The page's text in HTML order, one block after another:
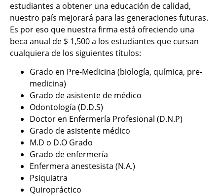
estudiantes a obtener una educación de calidad,
nuestro país mejorará para las generaciones futuras.
Es por eso que nuestra firma está ofreciendo una
beca anual de $ 1,500 a los estudiantes que cursan
cualquiera de los siguientes títulos:
Grado en Pre-Medicina (biología, química, pre-
medicina)
Grado de asistente de médico
Odontología (D.D.S)
Doctor en Enfermería Profesional (D.N.P)
Grado de asistente médico
M.D o D.O Grado
Grado de enfermería
Enfermera anestesista (N.A.)
Psiquiatra
Quiropráctico